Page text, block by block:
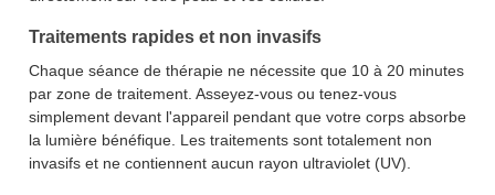
Traitements rapides et non invasifs
Chaque séance de thérapie ne nécessite que 10 à 20 minutes
par zone de traitement. Asseyez-vous ou tenez-vous
simplement devant l'appareil pendant que votre corps absorbe
la lumière bénéfique. Les traitements sont totalement non
invasifs et ne contiennent aucun rayon ultraviolet (UV).